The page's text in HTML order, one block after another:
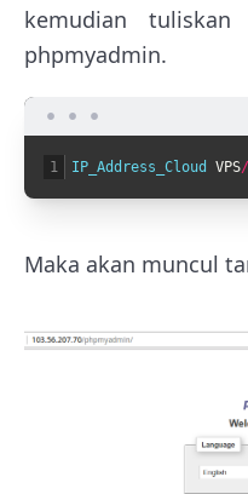
kemudian
phpmyadmin.
1 IP_Address_Cloud VPS/
Maka akan muncul